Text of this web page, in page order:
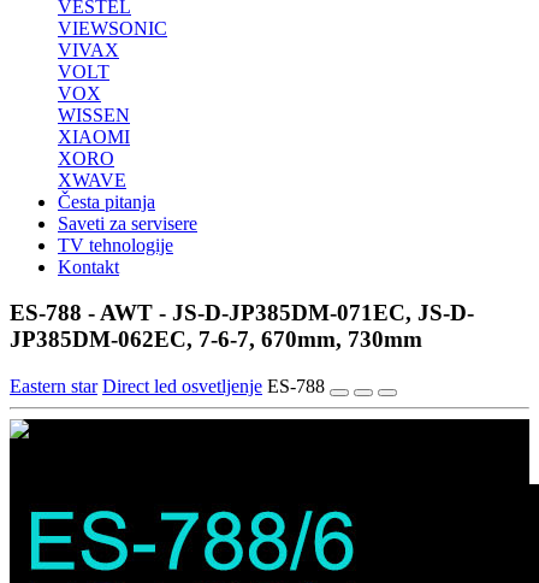
VESTEL
VIEWSONIC
VIVAX
VOLT
VOX
WISSEN
XIAOMI
XORO
XWAVE
Česta pitanja
Saveti za servisere
TV tehnologije
Kontakt
ES-788 - AWT - JS-D-JP385DM-071EC, JS-D-
JP385DM-062EC, 7-6-7, 670mm, 730mm
Eastern star Direct led osvetljenje ES-788